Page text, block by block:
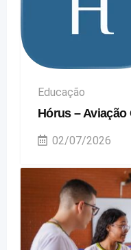
Educação
Hórus – Aviação
02/07/2026